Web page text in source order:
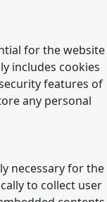
for the website
includes cookies
features of
any personal
necessary for the
to collect user